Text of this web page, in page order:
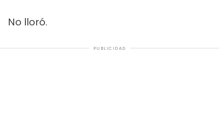
No lloró.
PUBLICIDAD